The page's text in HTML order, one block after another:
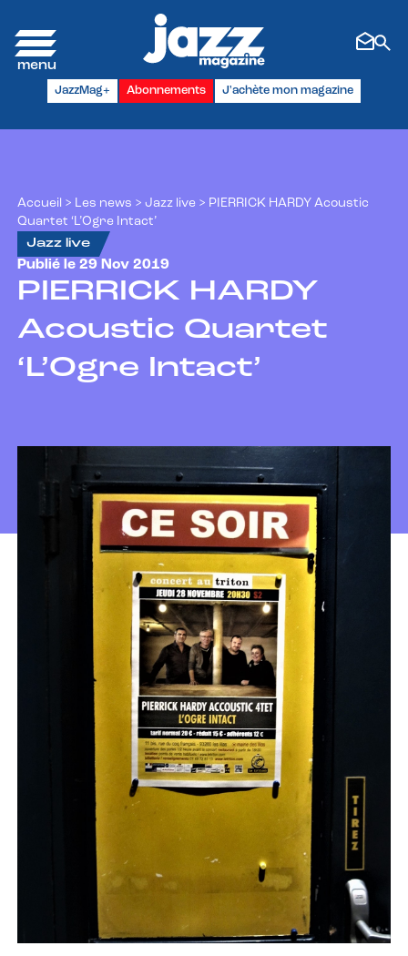
JazzMag+ Abonnements J'achète mon magazine
Accueil > Les news > Jazz live > PIERRICK HARDY Acoustic
Quartet ‘L’Ogre Intact’
Jazz live
Publié le 29 Nov 2019
PIERRICK HARDY
Acoustic Quartet
‘L’Ogre Intact’